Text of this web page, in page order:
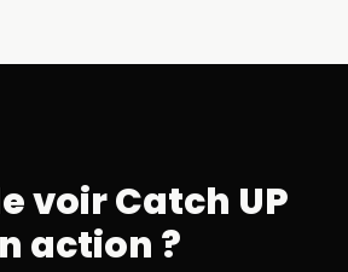
voir Catch UP
action ?